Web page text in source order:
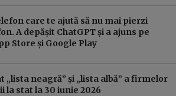
care te ajută să nu mai pierzi
A depășit ChatGPT și a ajuns pe
Store și Google Play
„lista neagră” și „lista albă” a firmelor
la stat la 30 iunie 2026